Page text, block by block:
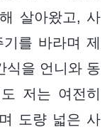
살아왔고, 사
를 바라며 제
식을 언니와 동
저는 여전히
도량 넓은 사